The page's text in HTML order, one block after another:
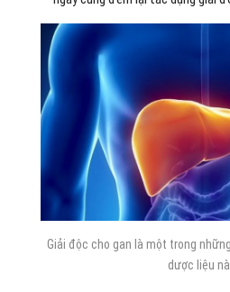
Giải độc cho gan là một trong
dược liệu